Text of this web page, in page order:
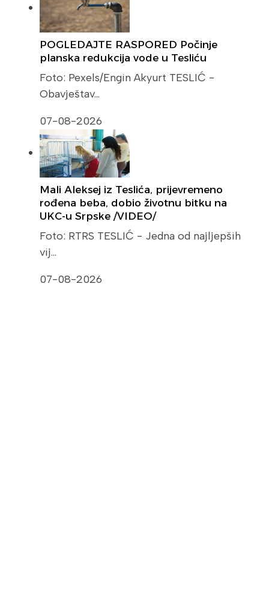
POGLEDAJTE RASPORED Počinje
planska redukcija vode u Tesliću
Foto: Pexels/Engin Akyurt TESLIĆ -
Obavještav…
07-08-2026
Mali Aleksej iz Teslića, prijevremeno
rođena beba, dobio životnu bitku na
UKC-u Srpske /VIDEO/
Foto: RTRS TESLIĆ - Jedna od najljepših
vij…
07-08-2026